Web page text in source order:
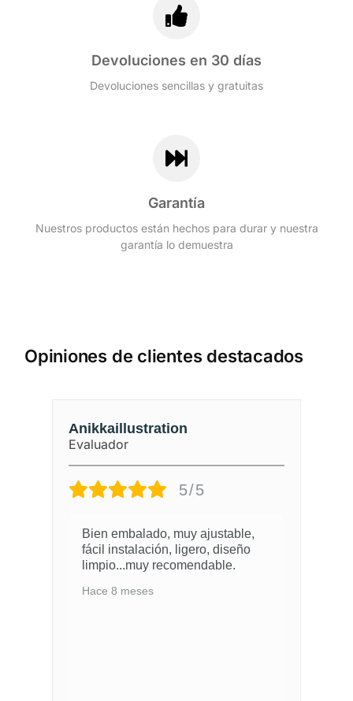
Devoluciones en 30 días
Devoluciones sencillas y gratuitas
Garantía
Nuestros productos están hechos para durar y nuestra
garantía lo demuestra
Opiniones de clientes destacados
Anikkaillustration
Evaluador
5/5
Bien embalado, muy ajustable,
fácil instalación, ligero, diseño
limpio...muy recomendable.
Hace 8 meses